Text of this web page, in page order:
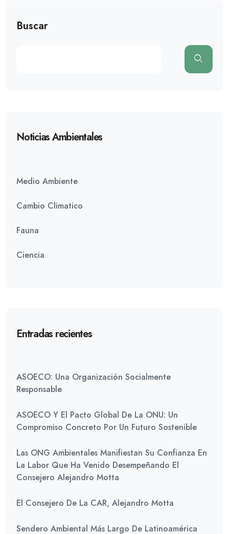
Buscar
Noticias Ambientales
Medio Ambiente
Cambio Climatico
Fauna
Ciencia
Entradas recientes
ASOECO: Una Organización Socialmente
Responsable
ASOECO Y El Pacto Global De La ONU: Un
Compromiso Concreto Por Un Futuro Sostenible
Las ONG Ambientales Manifiestan Su Confianza En
La Labor Que Ha Venido Desempeñando El
Consejero Alejandro Motta
El Consejero De La CAR, Alejandro Motta
Sendero Ambiental Más Largo De Latinoamérica